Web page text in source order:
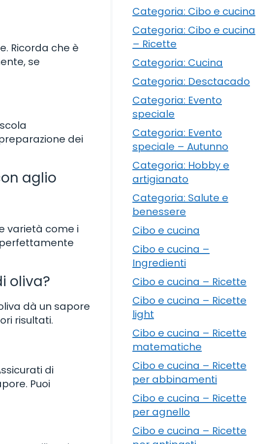
Ricorda che è
se
dei
aglio
varietà come i
perfettamente
oliva?
dà un sapore
risultati.
di
Puoi
Categoria: Cibo e cucina
Categoria: Cibo e cucina
– Ricette
Categoria: Cucina
Categoria: Desctacado
Categoria: Evento
speciale
Categoria: Evento
speciale – Autunno
Categoria: Hobby e
artigianato
Categoria: Salute e
benessere
Cibo e cucina
Cibo e cucina –
Ingredienti
Cibo e cucina – Ricette
Cibo e cucina – Ricette
light
Cibo e cucina – Ricette
matematiche
Cibo e cucina – Ricette
per abbinamenti
Cibo e cucina – Ricette
per agnello
Cibo e cucina – Ricette